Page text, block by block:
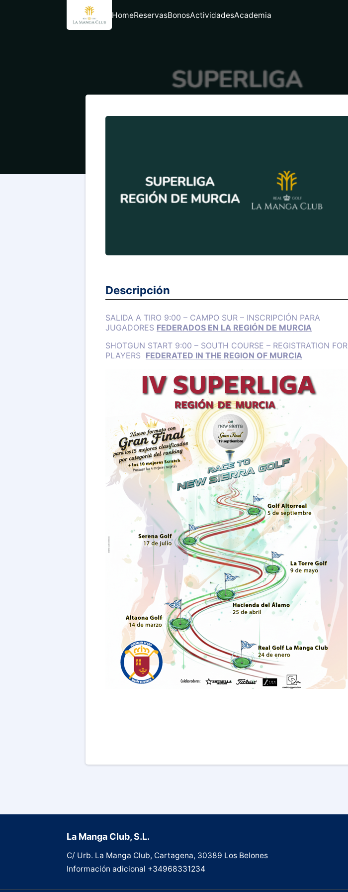
HomeReservasBonosActividadesAcademia
Descripción
SALIDA A TIRO 9:00 – CAMPO SUR – INSCRIPCIÓN PARA
JUGADORES FEDERADOS EN LA REGIÓN DE MURCIA
SHOTGUN START 9:00 – SOUTH COURSE – REGISTRATION FOR
PLAYERS FEDERATED IN THE REGION OF MURCIA
La Manga Club, S.L.
C/ Urb. La Manga Club, Cartagena, 30389 Los Belones
Información adicional +34968331234